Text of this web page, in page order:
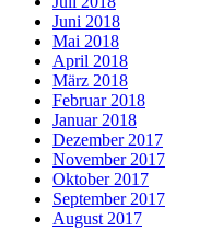
Juni 2018
Mai 2018
April 2018
März 2018
Februar 2018
Januar 2018
Dezember 2017
November 2017
Oktober 2017
September 2017
August 2017